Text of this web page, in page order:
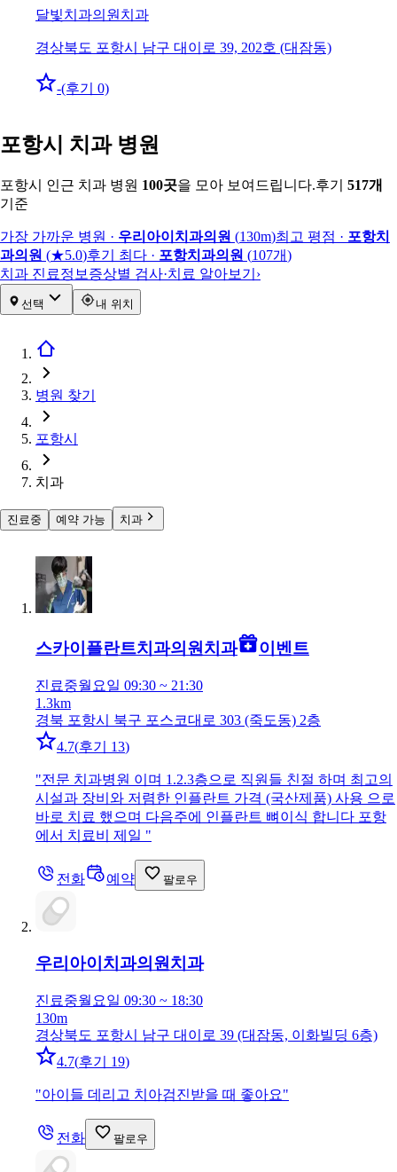
달빛치과의원 치과
경상북도 포항시 남구 대이로 39, 202호 (대잠동)
-(후기 0)
포항시 치과 병원
포항시 인근 치과 병원 100곳을 모아 보여드립니다.후기 517개
기준
가장 가까운 병원 · 우리아이치과의원 (130m)최고 평점 · 포항치
과의원 (★5.0)후기 최다 · 포항치과의원 (107개)
치과 진료정보 증상별 검사·치료 알아보기 ›
선택 내 위치
병원 찾기
포항시
치과
진료중 예약 가능 치과
스카이플란트치과의원치과 이벤트
진료중월요일 09:30 ~ 21:30
1.3km
경북 포항시 북구 포스코대로 303 (죽도동) 2층
4.7(후기 13)
"전문 치과병원 이며 1.2.3층으로 직원들 친절 하며 최고의
시설과 장비와 저렴한 인플란트 가격 (국산제품) 사용 으로
바로 치료 했으며 다음주에 인플란트 뼈이식 합니다 포항
에서 치료비 제일 "
전화 예약 팔로우
우리아이치과의원 치과
진료중월요일 09:30 ~ 18:30
130m
경상북도 포항시 남구 대이로 39 (대잠동, 이화빌딩 6층)
4.7(후기 19)
"아이들 데리고 치아검진받을 때 좋아요"
전화 팔로우